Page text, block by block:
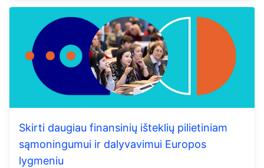
Skirti daugiau finansinių išteklių pilietiniam
sąmoningumui ir dalyvavimui Europos
lygmeniu